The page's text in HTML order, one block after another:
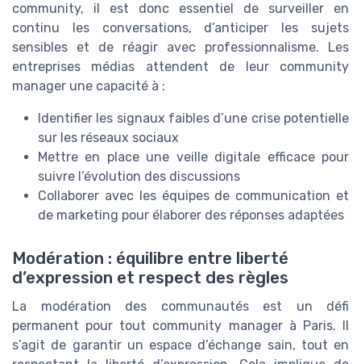
community, il est donc essentiel de surveiller en
continu les conversations, d’anticiper les sujets
sensibles et de réagir avec professionnalisme. Les
entreprises médias attendent de leur community
manager une capacité à :
Identifier les signaux faibles d’une crise potentielle
sur les réseaux sociaux
Mettre en place une veille digitale efficace pour
suivre l’évolution des discussions
Collaborer avec les équipes de communication et
de marketing pour élaborer des réponses adaptées
Modération : équilibre entre liberté
d’expression et respect des règles
La modération des communautés est un défi
permanent pour tout community manager à Paris. Il
s’agit de garantir un espace d’échange sain, tout en